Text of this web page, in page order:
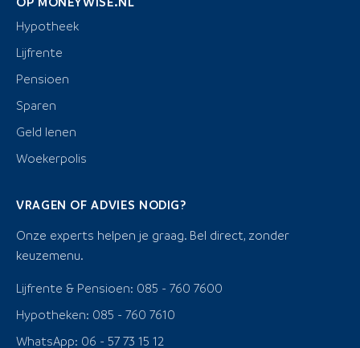
Hypotheek
Lijfrente
Pensioen
Sparen
Geld lenen
Woekerpolis
VRAGEN OF ADVIES NODIG?
Onze experts helpen je graag. Bel direct, zonder
keuzemenu.
Lijfrente & Pensioen: 085 - 760 7600
Hypotheken: 085 - 760 7610
WhatsApp: 06 - 57 73 15 12